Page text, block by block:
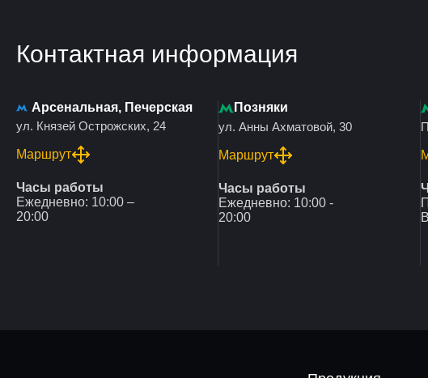
Контактная информация
Арсенальная, Печерская
ул. Князей Острожских, 24
Маршрут
Часы работы
Ежедневно: 10:00 –
20:00
Позняки
ул. Анны Ахматовой, 30
Маршрут
Часы работы
Ежедневно: 10:00 -
20:00